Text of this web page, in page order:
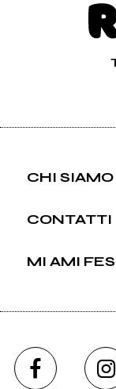
CHI SIAMO
CONTATTI
MI AMI